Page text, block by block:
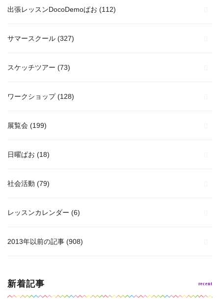
出張レッスンDocoDemoぱお (112)
サマースクール (327)
スケッチツアー (73)
ワークショップ(128)
展覧会 (199)
日曜ぱお (18)
社会活動 (79)
レッスンカレンダー (6)
2013年以前の記事 (908)
新着記事